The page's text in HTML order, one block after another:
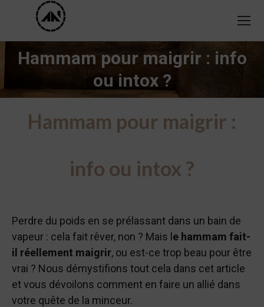
Hammam pour maigrir : info
ou intox ?
Vous êtes ici :
Hammam pour maigrir :
info ou intox ?
Perdre du poids en se prélassant dans un bain de
vapeur : cela fait rêver, non ? Mais l e hammam fait-
il réellement maigrir, ou est-ce trop beau pour être
vrai ? Nous démystifions tout cela dans cet article
et vous dévoilons comment en faire un allié dans
votre quête de la minceur.